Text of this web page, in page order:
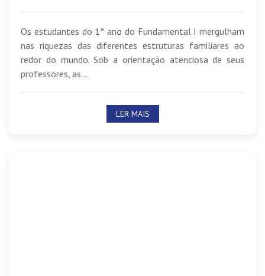
Os estudantes do 1° ano do Fundamental I mergulham
nas riquezas das diferentes estruturas familiares ao
redor do mundo. Sob a orientação atenciosa de seus
professores, as...
LER MAIS